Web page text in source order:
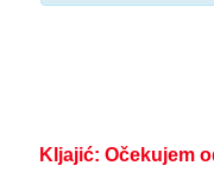
Kljajić: Očekujem